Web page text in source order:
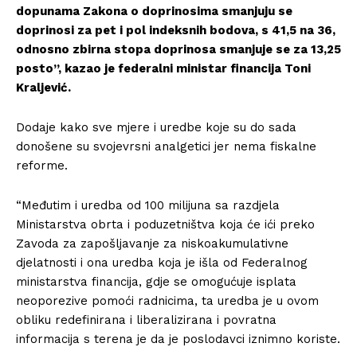
dopunama Zakona o doprinosima smanjuju se
doprinosi za pet i pol indeksnih bodova, s 41,5 na 36,
odnosno zbirna stopa doprinosa smanjuje se za 13,25
posto”, kazao je federalni ministar financija Toni
Kraljević.
Dodaje kako sve mjere i uredbe koje su do sada
donošene su svojevrsni analgetici jer nema fiskalne
reforme.
“Međutim i uredba od 100 milijuna sa razdjela
Ministarstva obrta i poduzetništva koja će ići preko
Zavoda za zapošljavanje za niskoakumulativne
djelatnosti i ona uredba koja je išla od Federalnog
ministarstva financija, gdje se omogućuje isplata
neoporezive pomoći radnicima, ta uredba je u ovom
obliku redefinirana i liberalizirana i povratna
informacija s terena je da je poslodavci iznimno koriste.